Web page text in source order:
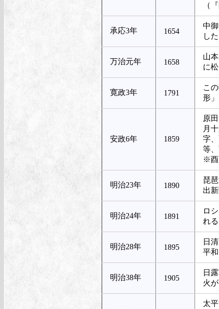
（
承応3年 1654
中
し
万治元年 1658
山
に
寛政3年 1791
こ
形
安政6年 1859
原
月
字
等
※酉
明治23年 1890
琵
出
明治24年 1891
ロ
れ
明治28年 1895
日
平
明治38年 1905
日
火
太